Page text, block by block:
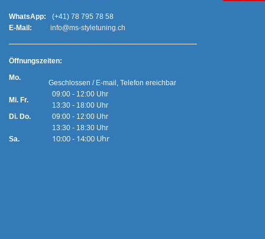
WhatsApp:
(+41) 78 795 78 58
E-Mail:
info@ms-styletuning.ch
Öffnungszeiten:
Mo.
Mi. Fr.
Geschlossen / E-mail, Telefon ereichbar
09:00 - 12:00 Uhr
13:30 - 18:00 Uhr
Di. Do.
Sa.
09:00 - 12:00 Uhr
13:30 - 18:30 Uhr
10:00 - 14:00 Uhr